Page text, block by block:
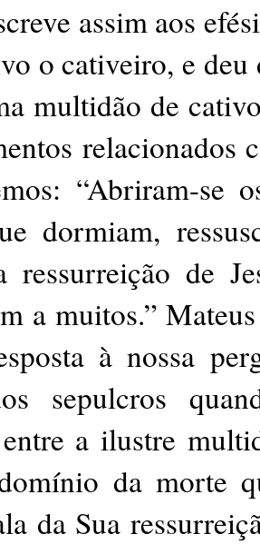
assim aos
o cativeiro, e
multidão de
relacionados
“Abriram-se
dormiam,
ressurreição de
a muitos.”
à nossa
sepulcros
a ilustre
da morte
da Sua